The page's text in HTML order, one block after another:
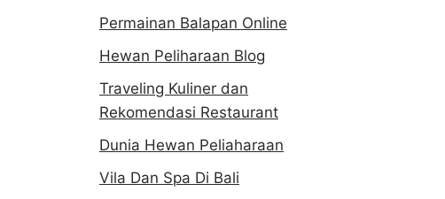
Permainan Balapan Online
Hewan Peliharaan Blog
Traveling Kuliner dan
Rekomendasi Restaurant
Dunia Hewan Peliaharaan
Vila Dan Spa Di Bali